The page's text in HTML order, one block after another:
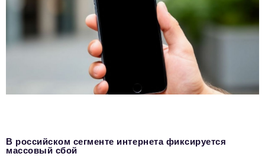
В российском сегменте интернета фиксируется
массовый сбой